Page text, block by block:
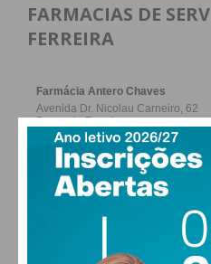
FARMACIAS DE
FERREIRA